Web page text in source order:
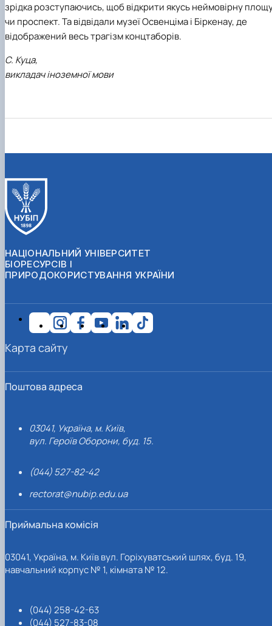
зрідка розступаючись, щоб відкрити якусь неймовірну
чи проспект. Та відвідали музеї Освенціма і Біркенау, де
відображений весь трагізм концтаборів.
С. Куца,
викладач іноземної мови
НАЦІОНАЛЬНИЙ УНІВЕРСИТЕТ
БІОРЕСУРСІВ І
ПРИРОДОКОРИСТУВАННЯ УКРАЇНИ
Поштова адреса
03041, Україна, м. Київ,
вул. Героїв Оборони, буд. 15.
(044) 527-82-42
rectorat@nubip.edu.ua
Приймальна комісія
03041, Україна, м. Київ вул. Горіхуватський шлях, буд. 19,
навчальний корпус № 1, кімната № 12.
(044) 258-42-63
(044) 527-83-08
Карта сайту